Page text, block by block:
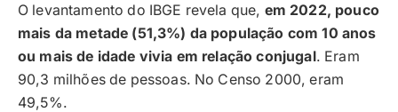
O levantamento do IBGE revela que, em 2022, pouco
mais da metade (51,3%) da população com 10 anos
ou mais de idade vivia em relação conjugal. Eram
90,3 milhões de pessoas. No Censo 2000, eram
49,5%.